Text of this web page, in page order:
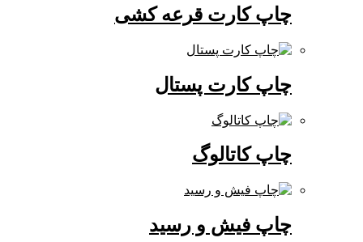
چاپ کارت قرعه کشی
چاپ کارت پستال
چاپ کاتالوگ
چاپ فیش و رسید